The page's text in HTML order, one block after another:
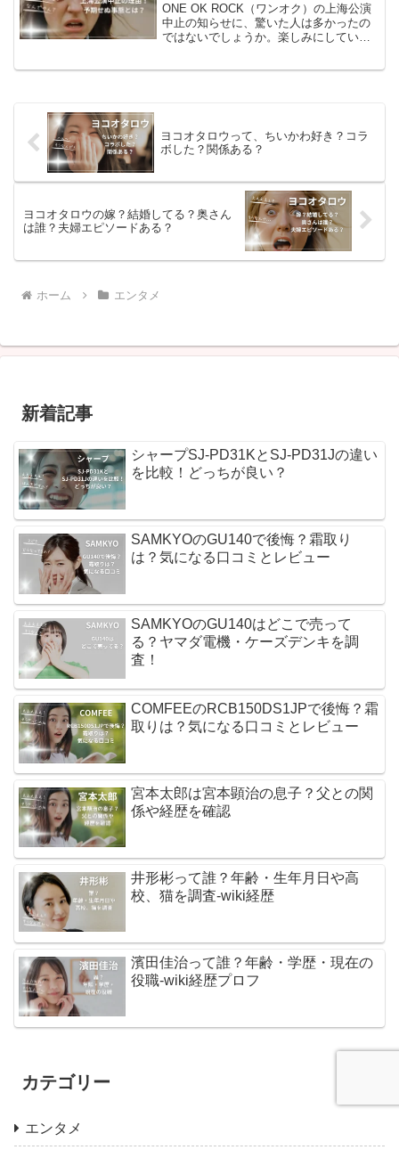
ONE OK ROCK（ワンオク）の上海公演
中止の知らせに、驚いた人は多かったの
ではないでしょうか。楽しみにしていた
ヨコオタロウって、ちいかわ好き？コラ
ボした？関係ある？
ヨコオタロウの嫁？結婚してる？奥さん
は誰？夫婦エピソードある？
ホーム エンタメ
新着記事
シャープSJ-PD31KとSJ-PD31Jの違い
を比較！どっちが良い？
SAMKYOのGU140で後悔？霜取り
は？気になる口コミとレビュー
SAMKYOのGU140はどこで売って
る？ヤマダ電機・ケーズデンキを調
査！
COMFEEのRCB150DS1JPで後悔？霜
取りは？気になる口コミとレビュー
宮本太郎は宮本顕治の息子？父との関
係や経歴を確認
井形彬って誰？年齢・生年月日や高
校、猫を調査-wiki経歴
濱田佳治って誰？年齢・学歴・現在の
役職-wiki経歴プロフ
カテゴリー
エンタメ